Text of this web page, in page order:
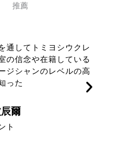
推薦
通してトミヨシウクレ
の信念や在籍している
ジシャンのレベルの高
った
爾
ト